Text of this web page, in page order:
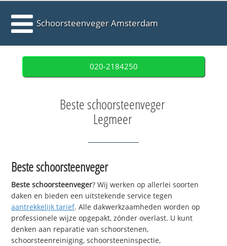
Schoorsteenveger Amsterdam
020-2184250
Beste schoorsteenveger
Legmeer
Beste schoorsteenveger
Beste schoorsteenveger? Wij werken op allerlei soorten
daken en bieden een uitstekende service tegen
aantrekkelijk tarief. Alle dakwerkzaamheden worden op
professionele wijze opgepakt, zónder overlast. U kunt
denken aan reparatie van schoorstenen,
schoorsteenreiniging, schoorsteeninspectie,